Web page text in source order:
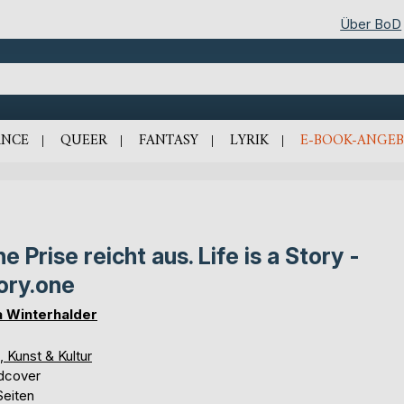
Über BoD
QUEER FANTASY LYRIK E-BOOK-
Prise reicht aus. Life is a Story -
Winterhalder
Kunst & Kultur